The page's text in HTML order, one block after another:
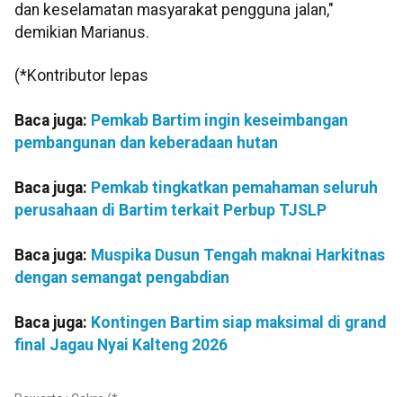
dan keselamatan masyarakat pengguna jalan,"
demikian Marianus.
(*Kontributor lepas
Baca juga: Pemkab Bartim ingin keseimbangan
pembangunan dan keberadaan hutan
Baca juga: Pemkab tingkatkan pemahaman seluruh
perusahaan di Bartim terkait Perbup TJSLP
Baca juga: Muspika Dusun Tengah maknai Harkitnas
dengan semangat pengabdian
Baca juga: Kontingen Bartim siap maksimal di grand
final Jagau Nyai Kalteng 2026